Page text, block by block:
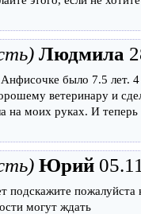
Людмила
было 7.5 лет. 4
ветеринару и
на моих руках. И теперь
Юрий
подскажите пожалуйста
могут ждать